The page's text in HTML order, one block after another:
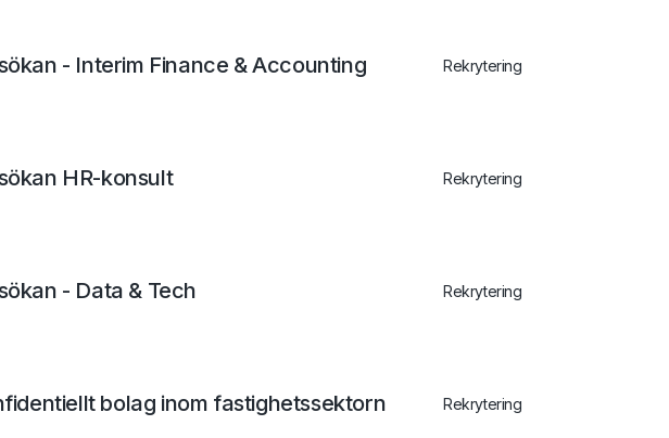
- Interim Finance & Accounting Rekrytering
HR-konsult Rekrytering
- Data & Tech Rekrytering
bolag inom fastighetssektorn Rekrytering